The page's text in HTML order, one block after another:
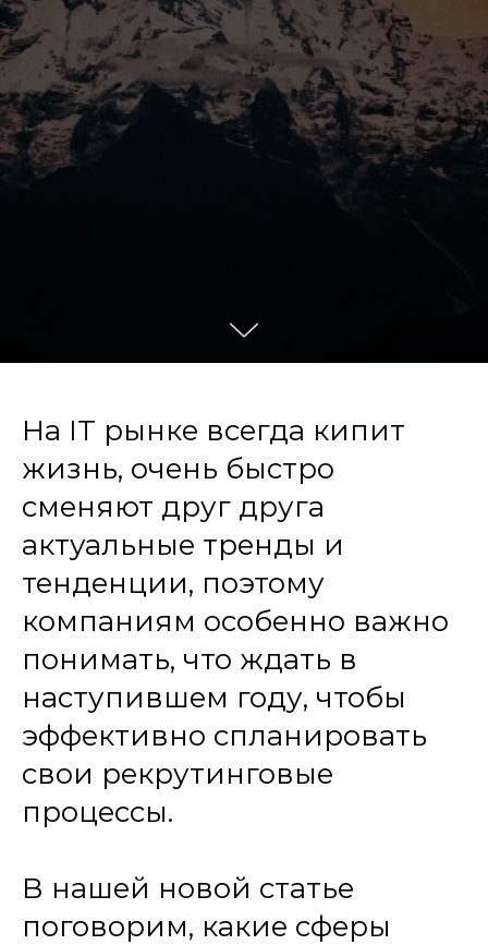
На IT рынке всегда кипит
жизнь, очень быстро
сменяют друг друга
актуальные тренды и
тенденции, поэтому
компаниям особенно важно
понимать, что ждать в
наступившем году, чтобы
эффективно спланировать
свои рекрутинговые
процессы.
В нашей новой статье
поговорим, какие сферы